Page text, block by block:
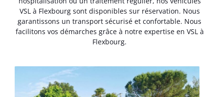
VSL à Flexbourg sont disponibles sur réservation. Nous
garantissons un transport sécurisé et confortable. Nous
facilitons vos démarches grâce à notre expertise en VSL à
Flexbourg.